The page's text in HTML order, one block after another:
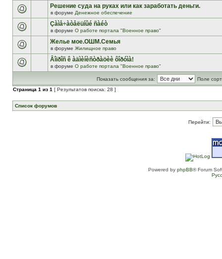
Решение суда на руках или как заработать деньги.
в форуме Денежное обеспечение
Çàìå÷àòåëüíûé ñàéò
в форуме О работе портала "Военное право"
Желье мое.ОШМ.Семья
в форуме Жилищное право
Âîïðîñ ê àäìèíèñòðàöèè ôîðóìà!
в форуме О работе портала "Военное право"
Показать сообщения за:
Поле
Страница 1 из 1 [ Результатов поиска: 28 ]
Список форумов
Перейти:
Powered by phpBB® Forum